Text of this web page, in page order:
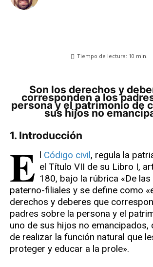
Tiempo de lectura: 10 min.
Son los derechos y deberes que
corresponden a los
persona y el patrimonio de
sus hijos no
1. Introducción
E l Código civil, regula la
el Título VII de su Libro I,
180, bajo la rúbrica «De
paterno-filiales y se define como
derechos y deberes que
padres sobre la persona y el
uno de sus hijos no emancipados,
de realizar la función natural que
proteger y educar a la prole».